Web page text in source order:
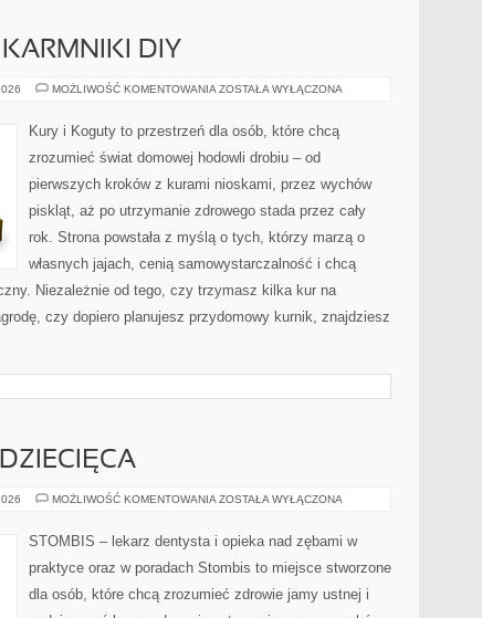
DIY
MOŻLIWOŚĆ KOMENTOWANIA BUDKI
KARMNIKI
DIY
ZOSTAŁA WYŁĄCZONA
Kury i Koguty to przestrzeń dla osób, które chcą
zrozumieć świat domowej hodowli drobiu – od
pierwszych kroków z kurami nioskami, przez wychów
piskląt, aż po utrzymanie zdrowego stada przez cały
rok. Strona powstała z myślą o tych, którzy marzą o
własnych jajach, cenią samowystarczalność i chcą
Niezależnie od tego, czy trzymasz kilka kur na
czy dopiero planujesz przydomowy kurnik, znajdziesz
MOŻLIWOŚĆ KOMENTOWANIA STOMATOLOGIA
ZOSTAŁA WYŁĄCZONA
STOMBIS – lekarz dentysta i opieka nad zębami w
praktyce oraz w poradach Stombis to miejsce stworzone
dla osób, które chcą zrozumieć zdrowie jamy ustnej i